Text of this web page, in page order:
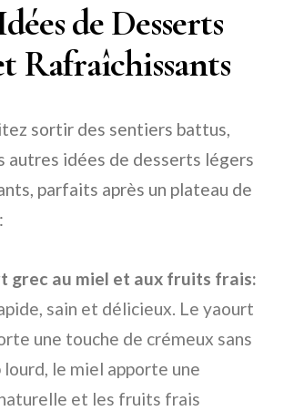
de Desserts
Rafraîchissants
sortir des sentiers battus,
autres idées de desserts légers
parfaits après un plateau de
grec au miel et aux fruits frais:
sain et délicieux. Le yaourt
une touche de crémeux sans
le miel apporte une
et les fruits frais